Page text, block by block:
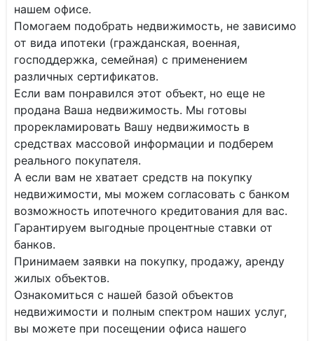
нашем офисе.
Помогаем подобрать недвижимость, не зависимо
от вида ипотеки (гражданская, военная,
господдержка, семейная) с применением
различных сертификатов.
Если вам понравился этот объект, но еще не
продана Ваша недвижимость. Мы готовы
прорекламировать Вашу недвижимость в
средствах массовой информации и подберем
реального покупателя.
А если вам не хватает средств на покупку
недвижимости, мы можем согласовать с банком
возможность ипотечного кредитования для вас.
Гарантируем выгодные процентные ставки от
банков.
Принимаем заявки на покупку, продажу, аренду
жилых объектов.
Ознакомиться с нашей базой объектов
недвижимости и полным спектром наших услуг,
вы можете при посещении офиса нашего